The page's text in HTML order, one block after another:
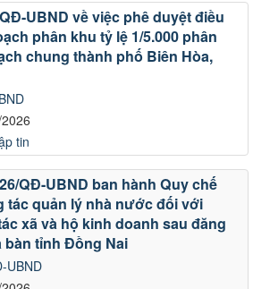
UBND về việc phê duyệt điều
phân khu tỷ lệ 1/5.000 phân
chung thành phố Biên Hòa,
tin
UBND
QĐ-UBND ban hành Quy chế
tác quản lý nhà nước đối với
xã và hộ kinh doanh sau đăng
bàn tỉnh Đồng Nai